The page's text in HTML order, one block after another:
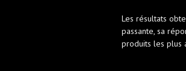
Les résultats
passante, sa
produits les plus